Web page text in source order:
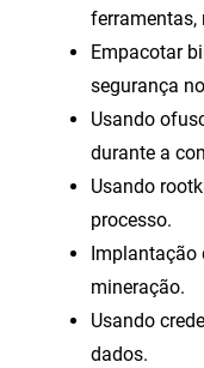
ferramentas,
Empacotar
segurança
Usando
durante a
Usando
processo.
Implantação
mineração.
Usando
dados.